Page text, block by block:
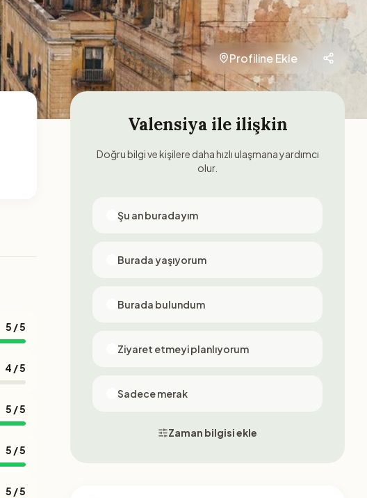
Profiline Ekle
5 / 5
4 / 5
5 / 5
5 / 5
5 / 5
Valensiyaile ilişkin
Doğru bilgi ve kişilere daha hızlı ulaşmana yardımcı
olur.
Şu an buradayım
Burada yaşıyorum
Burada bulundum
Ziyaret etmeyi planlıyorum
Sadece merak
Zaman bilgisi ekle